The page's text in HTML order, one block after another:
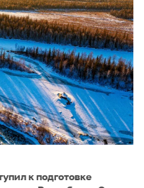
к подготовке